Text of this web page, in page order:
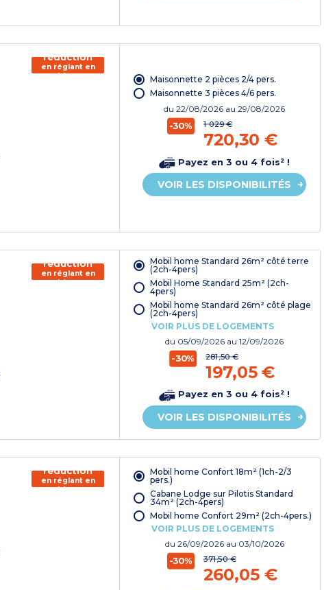
150€ de
réduction
en réglant en
chèque
Maisonnette 2 pièces 2/4 pers.
Maisonnette 3 pièces 4/6 pers.
du22/08/2026 au 29/08/2026
-30% 1 029 €
720,30 €
Payez en 3 ou 4 fois² !
VOIR LES DISPONIBILITÉS
150€ de
réduction
en réglant en
chèque
Mobil home Standard 26m² côté terre
(2ch-4pers)
Mobil Home Standard 25m² (2ch-
4pers)
Mobil home Standard 26m² côté plage
(2ch-4pers)
VOIR PLUS DE LOGEMENTS
du 05/09/2026 au 12/09/2026
-30% 281,50 €
197,05 €
Payez en 3 ou 4 fois² !
VOIR LES DISPONIBILITÉS
150€ de
réduction
en réglant en
chèque
Mobil home Confort 18m² (1ch-2/3
pers.)
Cabane Lodge sur Pilotis Standard
34m² (2ch-4pers)
Mobil home Confort 29m² (2ch-4pers.)
VOIR PLUS DE LOGEMENTS
du 26/09/2026 au 03/10/2026
-30% 371,50 €
260,05 €